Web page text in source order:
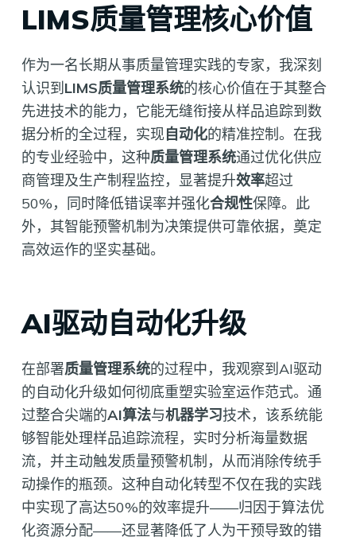
LIMS质量管理核心价值
作为一名长期从事质量管理实践的专家，我深刻
认识到 LIMS质量管理系统的核心价值在于其整合
先进技术的能力，它能无缝衔接从样品追踪到数
据分析的全过程，实现自动化的精准控制。在我
的专业经验中，这种质量管理系统通过优化供应
商管理及生产制程监控，显著提升效率超过
50%，同时降低错误率并强化合规性保障。此
外，其智能预警机制为决策提供可靠依据，奠定
高效运作的坚实基础。
AI驱动自动化升级
在部署质量管理系统的过程中，我观察到AI驱动
的自动化升级如何彻底重塑实验室运作范式。通
过整合尖端的AI算法与机器学习技术，该系统能
够智能处理样品追踪流程，实时分析海量数据
流，并主动触发质量预警机制，从而消除传统手
动操作的瓶颈。这种自动化转型不仅在我的实践
中实现了高达50%的效率提升——归因于算法优
化资源分配——还显著降低了人为干预导致的错